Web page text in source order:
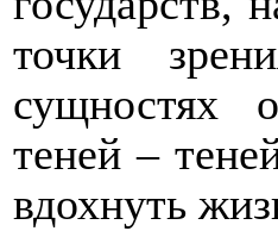
точки
сущностях
теней –
вдохнуть